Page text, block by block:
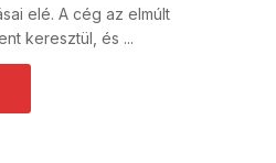
elé. A cég az elmúlt
keresztül, és ...